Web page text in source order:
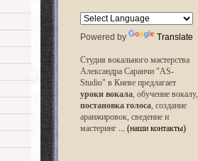
Powered by Translate
Студия вокального мастерства
Александра Саранчи "AS-
Studio" в Киеве предлагает
уроки вокала, обучение вокалу,
постановка голоса, создание
аранжировок, сведение и
мастеринг ... (наши контакты)